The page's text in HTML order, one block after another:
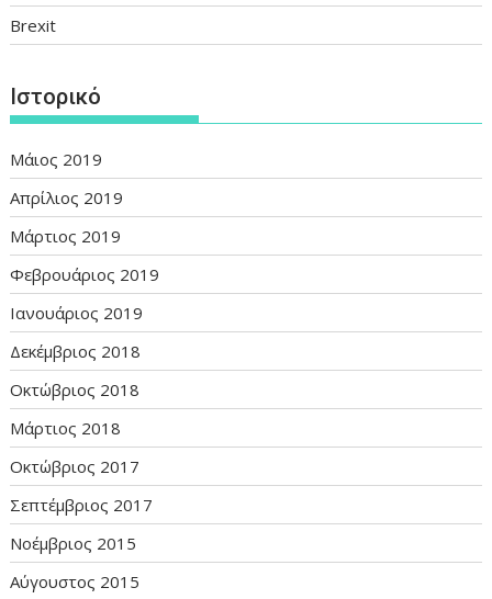
Brexit
Ιστορικό
Μάιος 2019
Απρίλιος 2019
Μάρτιος 2019
Φεβρουάριος 2019
Ιανουάριος 2019
Δεκέμβριος 2018
Οκτώβριος 2018
Μάρτιος 2018
Οκτώβριος 2017
Σεπτέμβριος 2017
Νοέμβριος 2015
Αύγουστος 2015